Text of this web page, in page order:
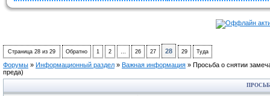
Страница 28 из 29 Обратно 1 2 … 26 27 28 29 Туда
Форумы » Информационный раздел » Важная информация » Просьба о снятии
преда)